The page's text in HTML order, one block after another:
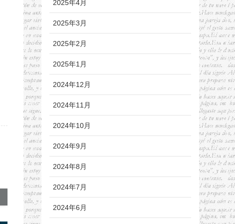
2025年4月
2025年3月
2025年2月
2025年1月
2024年12月
2024年11月
2024年10月
2024年9月
2024年8月
2024年7月
2024年6月